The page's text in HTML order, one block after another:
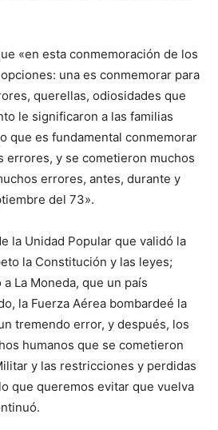
«en esta conmemoración de los
una es conmemorar para
querellas, odiosidades que
le significaron a las familias
que es fundamental conmemorar
errores, y se cometieron muchos
errores, antes, durante y
del 73».
la Unidad Popular que validó la
la Constitución y las leyes;
La Moneda, que un país
la Fuerza Aérea bombardeé la
tremendo error, y después, los
humanos que se cometieron
y las restricciones y perdidas
que queremos evitar que vuelva